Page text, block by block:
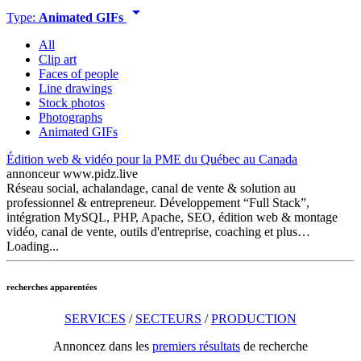
Type: Animated GIFs arrow_drop_down
All
Clip art
Faces of people
Line drawings
Stock photos
Photographs
Animated GIFs
Édition web & vidéo pour la PME du Québec au Canada
annonceurwww.pidz.live
Réseau social, achalandage, canal de vente & solution au
professionnel & entrepreneur. Développement “Full Stack”,
intégration MySQL, PHP, Apache, SEO, édition web & montage
vidéo, canal de vente, outils d'entreprise, coaching et plus…
Loading...
recherches apparentées
SERVICES / SECTEURS /PRODUCTION
Annoncez dans les premiers résultats de recherche